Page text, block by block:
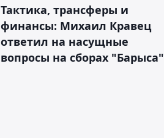
Тактика, трансферы и
финансы: Михаил Кравец
ответил на насущные
вопросы на сборах "Барыса"